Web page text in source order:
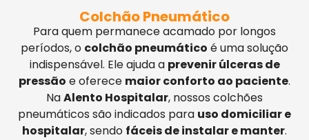
Colchão Pneumático
Para quem permanece acamado por longos
períodos, o colchão pneumático é uma solução
indispensável. Ele ajuda a prevenir úlceras de
pressão e oferece maior conforto ao paciente.
NaAlento Hospitalar, nossos colchões
pneumáticos são indicados para uso domiciliar e
hospitalar, sendo fáceis de instalar e manter.